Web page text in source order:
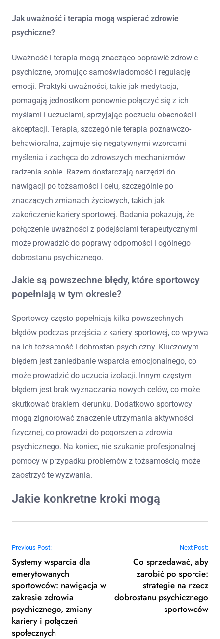
Jak uważność i terapia mogą wspierać zdrowie
psychiczne?
Uważność i terapia mogą znacząco poprawić zdrowie
psychiczne, promując samoświadomość i regulację
emocji. Praktyki uważności, takie jak medytacja,
pomagają jednostkom ponownie połączyć się z ich
myślami i uczuciami, sprzyjając poczuciu obecności i
akceptacji. Terapia, szczególnie terapia poznawczo-
behawioralna, zajmuje się negatywnymi wzorcami
myślenia i zachęca do zdrowszych mechanizmów
radzenia sobie. Razem dostarczają narzędzi do
nawigacji po tożsamości i celu, szczególnie po
znaczących zmianach życiowych, takich jak
zakończenie kariery sportowej. Badania pokazują, że
połączenie uważności z podejściami terapeutycznymi
może prowadzić do poprawy odporności i ogólnego
dobrostanu psychicznego.
Jakie są powszechne błędy, które sportowcy
popełniają w tym okresie?
Sportowcy często popełniają kilka powszechnych
błędów podczas przejścia z kariery sportowej, co wpływa
na ich tożsamość i dobrostan psychiczny. Kluczowym
błędem jest zaniedbanie wsparcia emocjonalnego, co
może prowadzić do uczucia izolacji. Innym częstym
błędem jest brak wyznaczania nowych celów, co może
skutkować brakiem kierunku. Dodatkowo sportowcy
mogą zignorować znaczenie utrzymania aktywności
fizycznej, co prowadzi do pogorszenia zdrowia
psychicznego. Na koniec, nie szukanie profesjonalnej
pomocy w przypadku problemów z tożsamością może
zaostrzyć te wyzwania.
Jakie konkretne kroki mogą
Post navigation
Previous Post:
Systemy wsparcia dla
emerytowanych
sportowców: nawigacja w
zakresie zdrowia
psychicznego, zmiany
kariery i połączeń
społecznych
Next Post:
Co sprzedawać, aby
zarobić po sporcie:
strategie na rzecz
dobrostanu psychicznego
sportowców